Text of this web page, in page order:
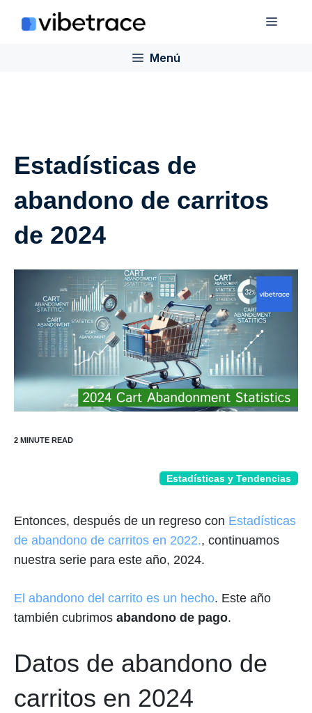
Menú
Menú
Estadísticas de
abandono de carritos
de 2024
Estadísticas y Tendencias
Entonces, después de un regreso con Estadísticas
de abandono de carritos en 2022., continuamos
nuestra serie para este año, 2024.
El abandono del carrito es un hecho. Este año
también cubrimos abandono de pago.
Datos de abandono de
carritos en 2024